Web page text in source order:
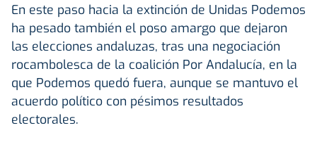
En este paso hacia la extinción de Unidas Podemos
ha pesado también el poso amargo que dejaron
las elecciones andaluzas, tras una negociación
rocambolesca de la coalición Por Andalucía, en la
que Podemos quedó fuera, aunque se mantuvo el
acuerdo político con pésimos resultados
electorales.